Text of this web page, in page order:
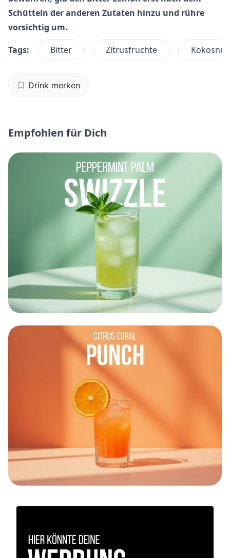
Schütteln der anderen Zutaten hinzu und rühre
vorsichtig um.
Tags:
Bitter Zitrusfrüchte
Drink merken
Empfohlen für Dich